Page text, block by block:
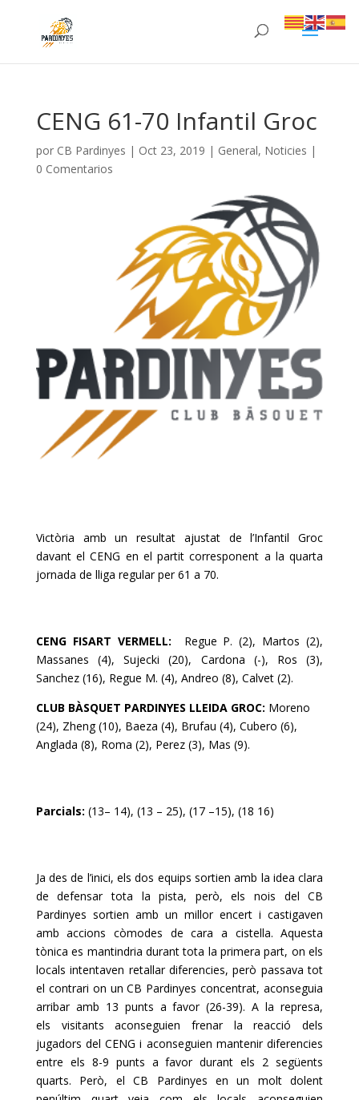
CENG 61-70 Infantil Groc
por CB Pardinyes | Oct 23, 2019 | General, Noticies |
0 Comentarios
Victòria amb un resultat ajustat de l’Infantil Groc
davant elCENG en el partit corresponent a la quarta
jornada de lliga regular per 61 a 70.
CENG FISART VERMELL: Regue P. (2), Martos (2),
Massanes (4), Sujecki (20), Cardona (-), Ros (3),
Sanchez (16), Regue M. (4), Andreo (8), Calvet (2).
CLUB BÀSQUET PARDINYES LLEIDA GROC: Moreno
(24), Zheng (10), Baeza (4), Brufau (4), Cubero (6),
Anglada (8), Roma (2), Perez (3), Mas (9).
Parcials: (13– 14), (13 – 25), (17 –15), (18 16)
Ja des de l’inici, els dos equips sortien amb la idea clara
de defensar tota la pista, però, els nois delCB
Pardinyes sortien amb un millor encert i castigaven
amb accions còmodes de cara a cistella. Aquesta
tònica es mantindria durant tota la primera part, on els
locals intentaven retallar diferencies, però passava tot
el contrari on unCB Pardinyes concentrat, aconseguia
arribar amb 13 punts a favor (26-39). A la represa,
els visitants aconseguien frenar la reacció dels
jugadors delCENG i aconseguien mantenir diferencies
entre els 8-9 punts a favor durant els 2 següents
quarts. Però, elCB Pardinyes en un molt dolent